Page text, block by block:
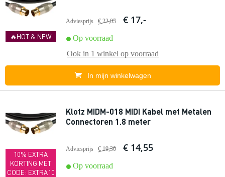
🔥HOT & NEW
Adviesprijs € 22,05 € 17,-
Op voorraad
Ook in 1 winkel op voorraad
In mijn winkelwagen
10% EXTRA
KORTING MET
CODE: EXTRA10
Klotz MIDM-018 MIDI Kabel met Metalen
Connectoren 1.8 meter
Adviesprijs € 19,30 € 14,55
Op voorraad